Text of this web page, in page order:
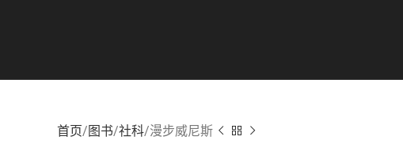
首页 图书 社科 漫步威尼斯